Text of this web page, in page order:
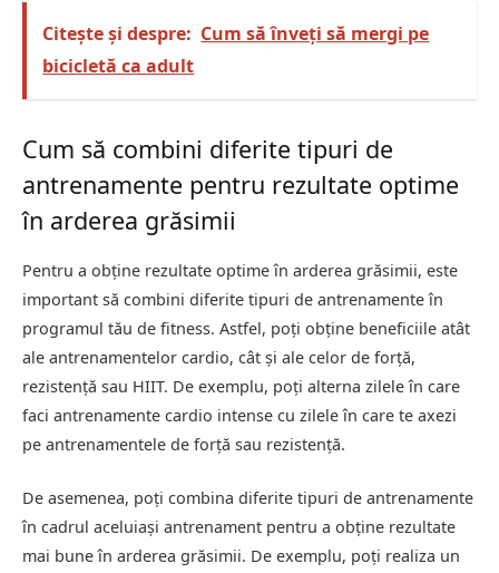
Citește și despre: Cum să înveți să mergi pe
bicicletă ca adult
Cum să combini diferite tipuri de
antrenamente pentru rezultate optime
în arderea grăsimii
Pentru a obține rezultate optime în arderea grăsimii, este
important să combini diferite tipuri de antrenamente în
programul tău de fitness. Astfel, poți obține beneficiile atât
ale antrenamentelor cardio, cât și ale celor de forță,
rezistență sau HIIT. De exemplu, poți alterna zilele în care
faci antrenamente cardio intense cu zilele în care te axezi
pe antrenamentele de forță sau rezistență.
De asemenea, poți combina diferite tipuri de antrenamente
în cadrul aceluiași antrenament pentru a obține rezultate
mai bune în arderea grăsimii. De exemplu, poți realiza un